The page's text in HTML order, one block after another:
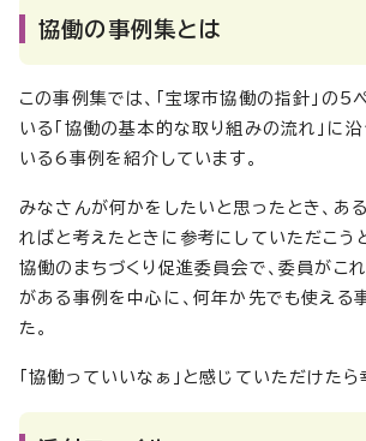
協働の事例集とは
この事例集では、「宝塚市協働の指針」の5
いる「協働の基本的な取り組みの流れ」に
いる6事例を紹介しています。
みなさんが何かをしたいと思ったとき、あ
ればと考えたときに参考にしていただこう
協働のまちづくり促進委員会で、委員がこ
がある事例を中心に、何年か先でも使える
た。
「協働っていいなぁ」と感じていただけたら